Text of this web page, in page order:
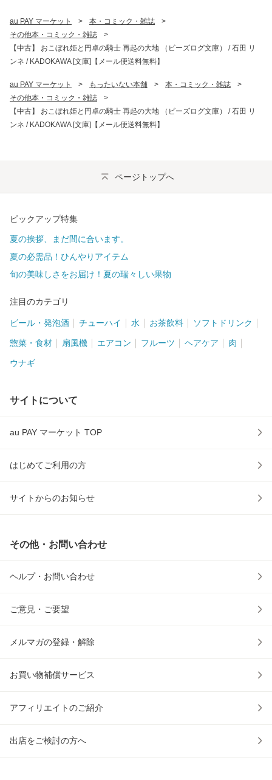
au PAY マーケット > 本・コミック・雑誌
>
その他本・コミック・雑誌
>
【中古】 おこぼれ姫と円卓の騎士 再起の大地 （ビーズログ文庫） / 石田 リ
ンネ / KADOKAWA [文庫]【メール便送料無料】
au PAY マーケット > もったいない本舗 > 本・コミック・雑誌
>
その他本・コミック・雑誌
>
【中古】 おこぼれ姫と円卓の騎士 再起の大地 （ビーズログ文庫） / 石田 リ
ンネ / KADOKAWA [文庫]【メール便送料無料】
ページトップへ
ピックアップ特集
夏の挨拶、まだ間に合います。
夏の必需品！ひんやりアイテム
旬の美味しさをお届け！夏の瑞々しい果物
注目のカテゴリ
ビール・発泡酒 チューハイ 水 お茶飲料 ソフトドリンク
惣菜・食材 扇風機 エアコン フルーツ ヘアケア 肉
ウナギ
サイトについて
au PAY マーケット TOP
はじめてご利用の方
サイトからのお知らせ
その他・お問い合わせ
ヘルプ・お問い合わせ
ご意見・ご要望
メルマガの登録・解除
お買い物補償サービス
アフィリエイトのご紹介
出店をご検討の方へ